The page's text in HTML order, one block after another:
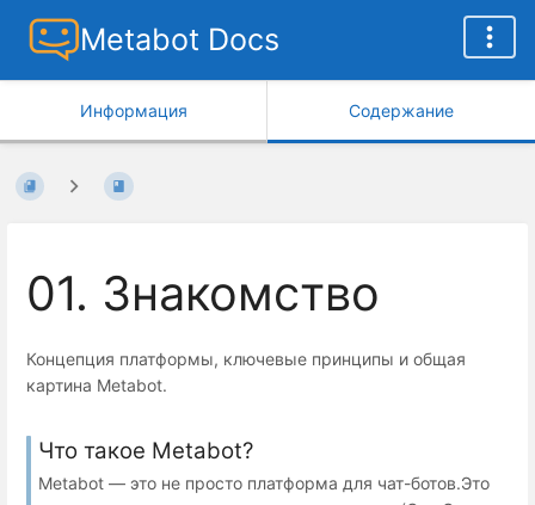
Metabot Docs
Информация Содержание
01. Знакомство
Концепция платформы, ключевые принципы и общая
картина Metabot.
Что такое Metabot?
Metabot — это не просто платформа для чат-ботов.Это